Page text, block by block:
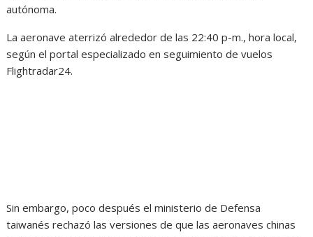
autónoma.
La aeronave aterrizó alrededor de las 22:40 p-m., hora local,
según el portal especializado en seguimiento de vuelos
Flightradar24.
Sin embargo, poco después el ministerio de Defensa
taiwanés rechazó las versiones de que las aeronaves chinas